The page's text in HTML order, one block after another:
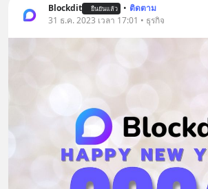
Blockdit ยืนยันแล้ว • ติดตาม
31 ธ.ค. 2023 เวลา 17:01 • ธุรกิจ